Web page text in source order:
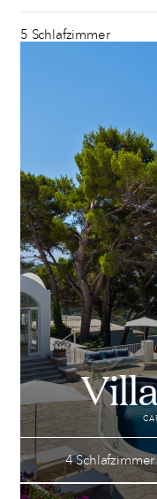
5 Schlafzimmer
4 Schlafzimmer